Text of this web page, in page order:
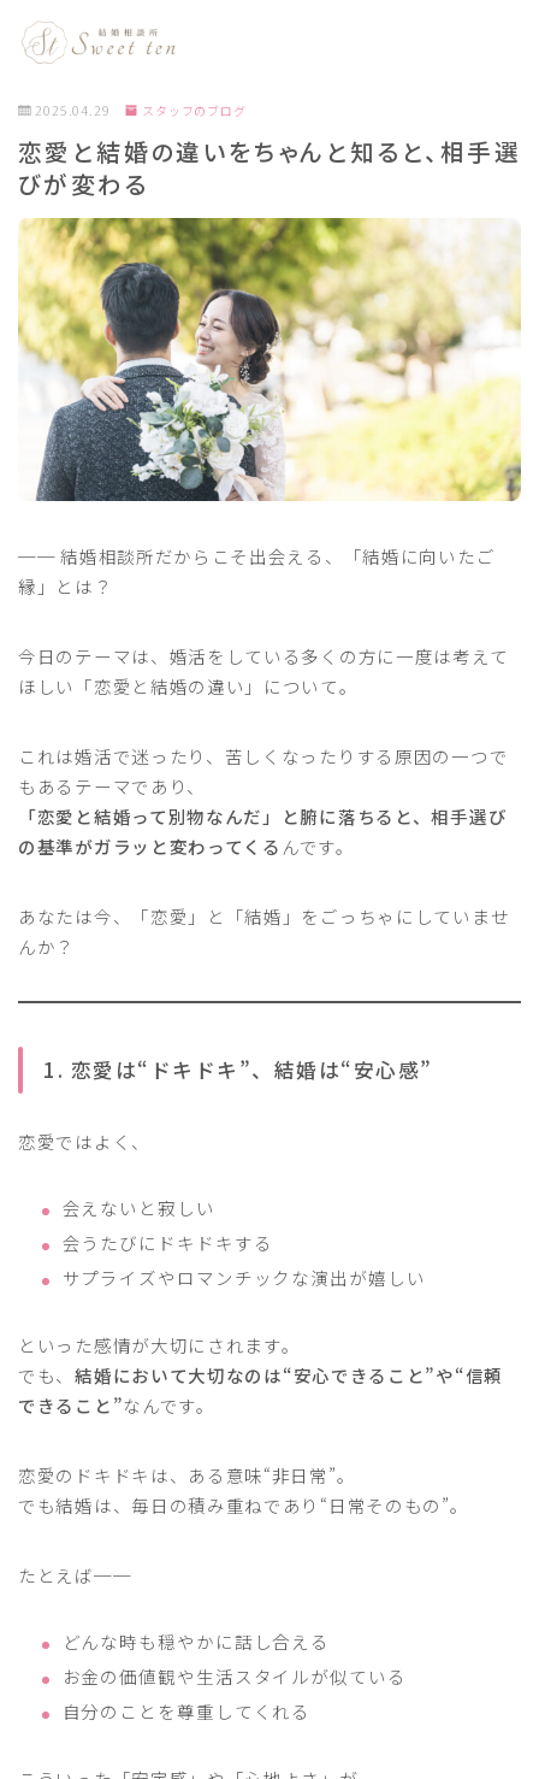
2025.04.29 スタッフのブログ
恋愛と結婚の違いをちゃんと知ると、相手選
びが変わる
── 結婚相談所だからこそ出会える、「結婚に向いたご
縁」とは？
今日のテーマは、婚活をしている多くの方に一度は考えて
ほしい「恋愛と結婚の違い」について。
これは婚活で迷ったり、苦しくなったりする原因の一つで
もあるテーマであり、
「恋愛と結婚って別物なんだ」と腑に落ちると、相手選び
の基準がガラッと変わってくる んです。
あなたは今、「恋愛」と「結婚」をごっちゃにしていませ
んか？
1. 恋愛は“ドキドキ”、結婚は“安心感”
恋愛ではよく、
会えないと寂しい
会うたびにドキドキする
サプライズやロマンチックな演出が嬉しい
といった感情が大切にされます。
でも、結婚において大切なのは“安心できること”や“信頼
できること”なんです。
恋愛のドキドキは、ある意味“非日常”。
でも結婚は、毎日の積み重ねであり“日常そのもの”。
たとえば──
どんな時も穏やかに話し合える
お金の価値観や生活スタイルが似ている
自分のことを尊重してくれる